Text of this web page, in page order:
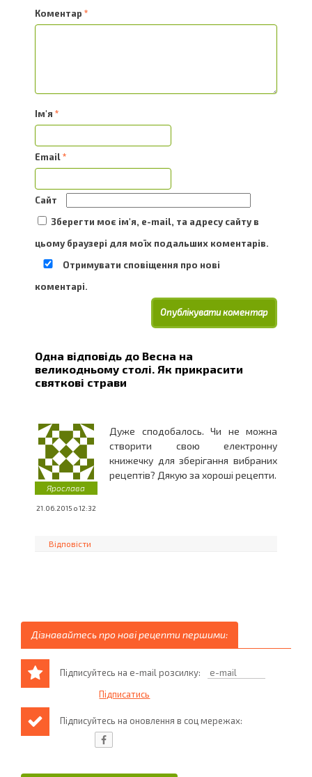
Коментар *
Ім'я *
Email*
Сайт
Зберегти моє ім'я, e-mail, та адресу сайту в
цьому браузері для моїх подальших коментарів.
Отримувати сповіщення про нові
коментарі.
Одна відповідь до Весна на
великодньому столі. Як прикрасити
святкові страви
Ярослава
21.06.2015 о 12:32
Дуже сподобалось. Чи не можна
створити свою електронну
книжечку для зберігання вибраних
рецептів? Дякую за хороші рецепти.
Відповісти
Дізнавайтесь про нові рецепти першими:
Підписуйтесь на e-mail розсилку:
Підписуйтесь на оновлення в соц мережах: